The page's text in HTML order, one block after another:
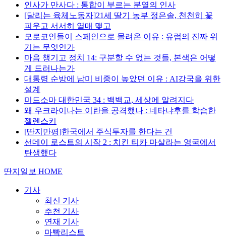
인사가 만사다 : 통합이 부르는 분열의 인사
[달리는 육체노동자]21세 딸기 농부 정은솔, 천천히 꽃
피우고 서서히 열매 맺고
모로코인들이 스페인으로 몰려온 이유 : 유럽의 진짜 위
기는 무엇인가
마음 챙기고 정치 14: 구분할 수 없는 것들, 본색은 어떻
게 드러나는가
대통령 순방에 남미 비중이 높았던 이유 : AI강국을 위한
설계
미드소마 대한민국 34 : 백백교, 세상에 알려지다
왜 우크라이나는 이란을 공격했나 : 네타냐후를 학습한
젤렌스키
[딴지만평]한국에서 주식투자를 한다는 건
선데이 로스트의 시작 2 : 치킨 티카 마살라는 영국에서
탄생했다
딴지일보 HOME
기사
최신 기사
추천 기사
연재 기사
마빡리스트